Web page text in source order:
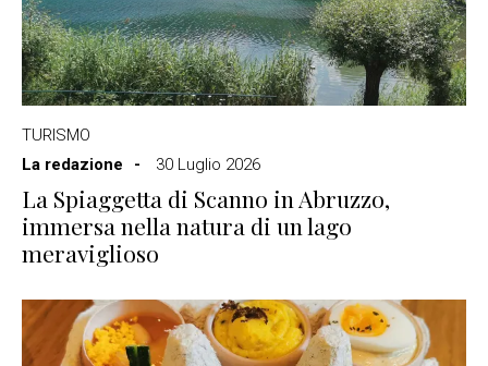
TURISMO
La redazione
30 Luglio 2026
La Spiaggetta di Scanno in Abruzzo,
immersa nella natura di un lago
meraviglioso